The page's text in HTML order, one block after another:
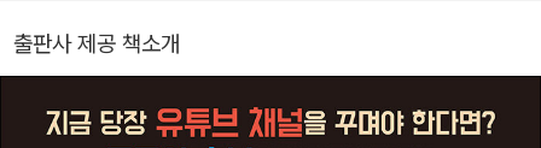
<롤스토리디자인연구소> 유튜브 채널의 크리에이터로도 활동하고
출판사 제공 책소개